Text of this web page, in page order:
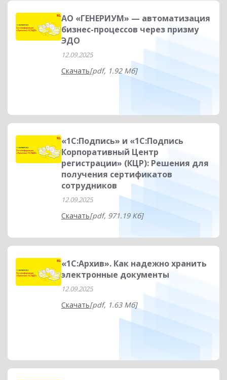
АО «ГЕНЕРИУМ» — автоматизация
бизнес-процессов через призму
ЭДО
12.09.2025
Скачать[pdf, 1.92 Мб]
«1С:Подпись» и «1С:Подпись
Корпоративный Центр
регистрации» (КЦР): Решения для
получения сертификатов
сотрудников
12.09.2025
Скачать[pdf, 971.19 Кб]
«1С:Архив». Как надежно хранить
электронные документы
12.09.2025
Скачать[pdf, 1.63 Мб]